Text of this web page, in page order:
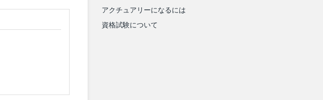
アクチュアリーになるには
資格試験について